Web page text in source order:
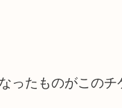
ったものがこのチ